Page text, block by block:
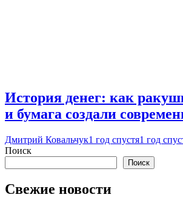
История денег: как
и бумага создали
Дмитрий Ковальчук1 год спустя1 год
Поиск
Поиск
Свежие новости